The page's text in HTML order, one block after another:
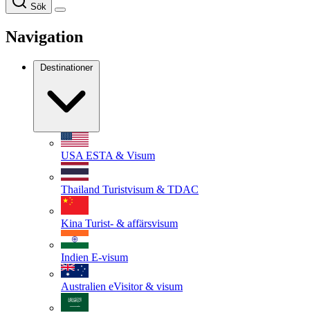
Sök
Navigation
Destinationer
USA ESTA & Visum
Thailand Turistvisum & TDAC
Kina Turist- & affärsvisum
Indien E-visum
Australien eVisitor & visum